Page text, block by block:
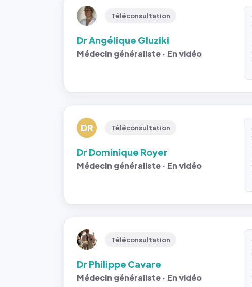
Téléconsultation
Dr Angélique Gluziki
Médecin généraliste · En vidéo
DR Téléconsultation
Dr Dominique Royer
Médecin généraliste · En vidéo
Téléconsultation
Dr Philippe Cavare
Médecin généraliste · En vidéo